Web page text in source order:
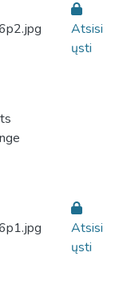
Atsisi
ųsti
Atsisi
ųsti